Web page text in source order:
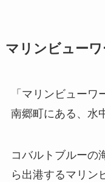
マリンビュー
「マリンビュー
南郷町にある、水
コバルトブルーの
ら出港するマリン